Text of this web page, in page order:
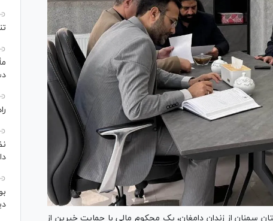
سمنان از زندان دامغان، یک محکوم مالی با حمایت خیرین از